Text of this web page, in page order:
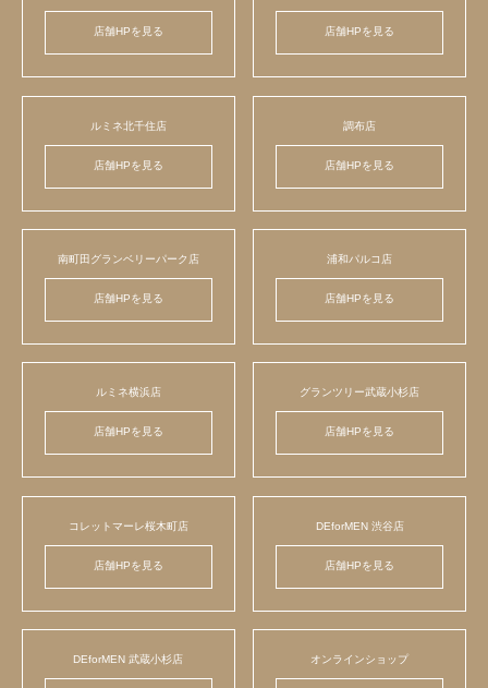
店舗HPを見る 店舗HPを見る
ルミネ北千住店
店舗HPを見る
調布店
店舗HPを見る
南町田グランベリーパーク店
店舗HPを見る
浦和パルコ店
店舗HPを見る
ルミネ横浜店
店舗HPを見る
グランツリー武蔵小杉店
店舗HPを見る
コレットマーレ桜木町店
店舗HPを見る
DEforMEN 渋谷店
店舗HPを見る
DEforMEN 武蔵小杉店 オンラインショップ